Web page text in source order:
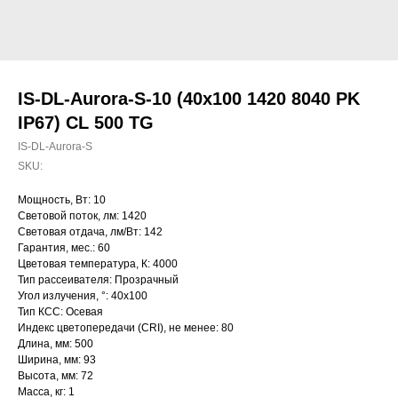
IS-DL-Aurora-S-10 (40x100 1420 8040 PK
IP67) CL 500 TG
IS-DL-Aurora-S
SKU:
Мощность, Вт: 10
Световой поток, лм: 1420
Световая отдача, лм/Вт: 142
Гарантия, мес.: 60
Цветовая температура, К: 4000
Тип рассеивателя: Прозрачный
Угол излучения, °: 40х100
Тип КСС: Осевая
Индекс цветопередачи (CRI), не менее: 80
Длина, мм: 500
Ширина, мм: 93
Высота, мм: 72
Масса, кг: 1